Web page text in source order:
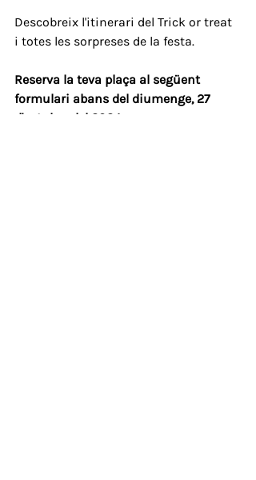
Descobreix l'itinerari del Trick or treat
i totes les sorpreses de la festa.
Reserva la teva plaça al següent
formulari abans del diumenge, 27
d'octubre del 2024